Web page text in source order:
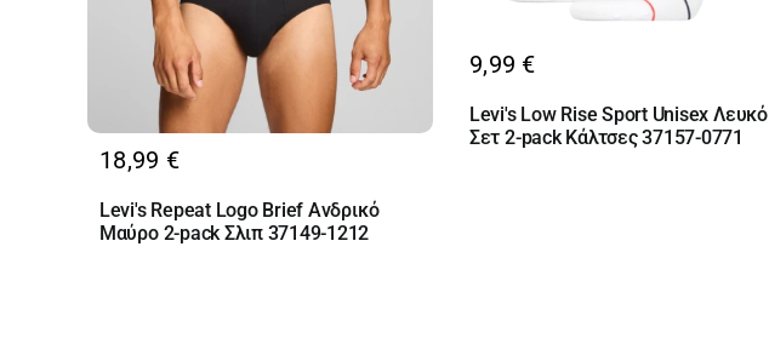
18,99 €
Levi's Repeat Logo Brief Ανδρικό
Μαύρο 2-pack Σλιπ 37149-1212
9,99 €
Levi's Low Rise Sport Unisex Λευκό
Σετ 2-pack Κάλτσες 37157-0771